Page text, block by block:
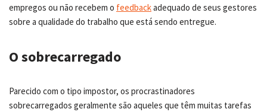
empregos ou não recebem o feedbackadequado de seus gestores
sobre a qualidade do trabalho que está sendo entregue.
O sobrecarregado
Parecido com o tipo impostor, os procrastinadores
sobrecarregados geralmente são aqueles que têm muitas tarefas